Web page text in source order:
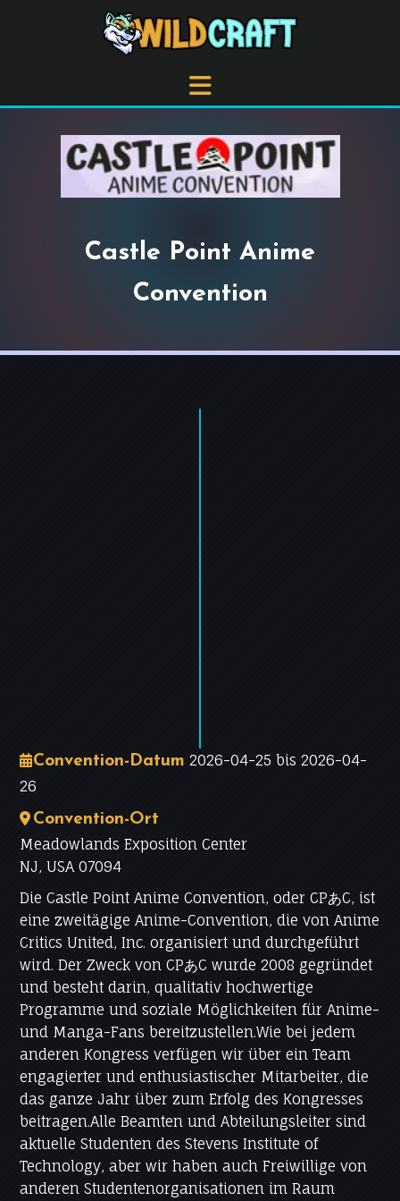
Castle Point Anime
Convention
Convention-Datum 2026-04-25 bis 2026-04-
26
Convention-Ort
Meadowlands Exposition Center
NJ, USA 07094
Die Castle Point Anime Convention, oder CPあC, ist
eine zweitägige Anime-Convention, die von Anime
Critics United, Inc. organisiert und durchgeführt
wird. Der Zweck von CPあC wurde 2008 gegründet
und besteht darin, qualitativ hochwertige
Programme und soziale Möglichkeiten für Anime-
und Manga-Fans bereitzustellen.Wie bei jedem
anderen Kongress verfügen wir über ein Team
engagierter und enthusiastischer Mitarbeiter, die
das ganze Jahr über zum Erfolg des Kongresses
beitragen.Alle Beamten und Abteilungsleiter sind
aktuelle Studenten des Stevens Institute of
Technology, aber wir haben auch Freiwillige von
anderen Studentenorganisationen im Raum